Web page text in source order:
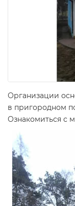
Организации
в пригородном
Ознакомиться с